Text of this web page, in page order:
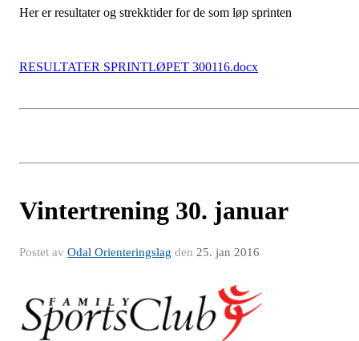
Her er resultater og strekktider for de som løp sprinten
RESULTATER SPRINTLØPET 300116.docx
Vintertrening 30. januar
Postet av Odal Orienteringslag den 25. jan 2016